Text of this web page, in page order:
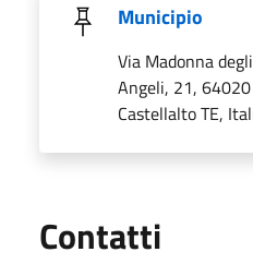
Municipio
Via Madonna degli
Angeli, 21, 64020
Castellalto TE,
Contatti